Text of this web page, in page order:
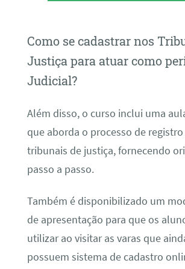
Como se cadastrar nos
Justiça para atuar como
Judicial?
Além disso, o curso inclui uma
que aborda o processo de
tribunais de justiça, fornecendo
passo a passo.
Também é disponibilizado um
de apresentação para que os
utilizar ao visitar as varas que
possuem sistema de cadastro